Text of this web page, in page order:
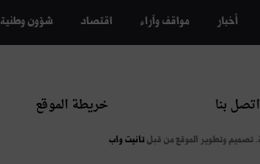
أخبار مواقف وآراء اقتصاد شؤون وطنية
اتصل بنا خريطة الموقع
تصميم وتطوير الموقع من قبل تانيت واب